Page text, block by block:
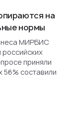
на
нормы
МИРБИС
приняли
56% составили